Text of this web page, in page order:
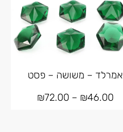
אמרלד – משושה – פסט
₪46.00
–
₪72.00